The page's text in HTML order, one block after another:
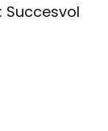
Succesvol